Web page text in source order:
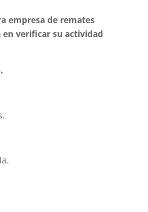
empresa de remates
verificar su actividad